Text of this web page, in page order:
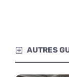
AUTRES